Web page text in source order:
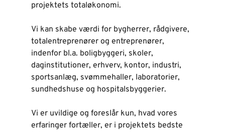
projektets totaløkonomi.
Vi kan skabe værdi for bygherrer, rådgivere,
totalentreprenører og entreprenører,
indenfor bl.a. boligbyggeri, skoler,
daginstitutioner, erhverv, kontor, industri,
sportsanlæg, svømmehaller, laboratorier,
sundhedshuse og hospitalsbyggerier.
Vi er uvildige og foreslår kun, hvad vores
erfaringer fortæller, er i projektets bedste